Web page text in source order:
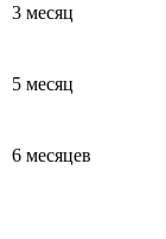
Услуги
3 месяц
5 месяц
6 месяцев